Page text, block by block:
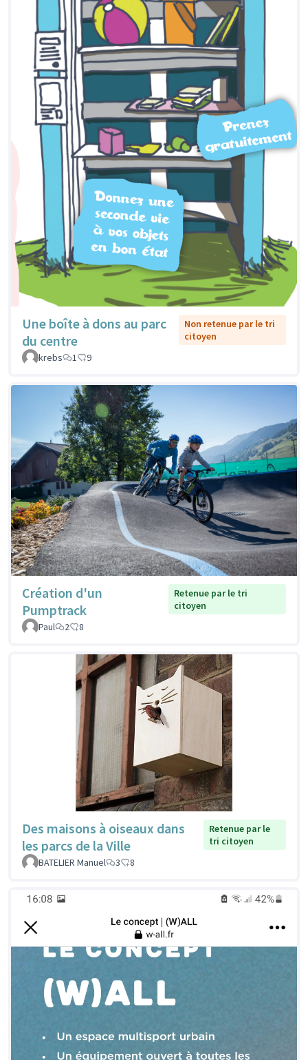
Une boîte à dons au parc
du centre
Non retenue par le tri
citoyen
krebs
1 9
Création d'un
Pumptrack
Retenue par le tri
citoyen
Paul
2 8
Des maisons à oiseaux dans
les parcs de la Ville
Retenue par le
tri citoyen
BATELIER Manuel
3 8